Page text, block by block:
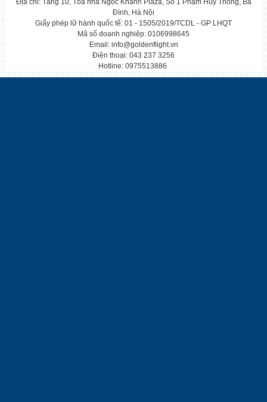
CẬP NHẬP TOUR TẾT NGUYÊN ĐÁN 2023
Mỗi độ Tết đến xuân về, gia đình xum vầy
Địa chỉ: Tầng 10, Tòa nhà Ngọc Khánh Plaza, Số 1 Phạm Huy Thông, Ba
Đình, Hà Nội
Giấy phép lữ hành quốc tế: 01 - 1505/2019/TCDL - GP LHQT
Mã số doanh nghiệp: 0106998645
Email: info@goldenflight.vn
Điện thoại: 043 237 3256
Hotline: 0975513886